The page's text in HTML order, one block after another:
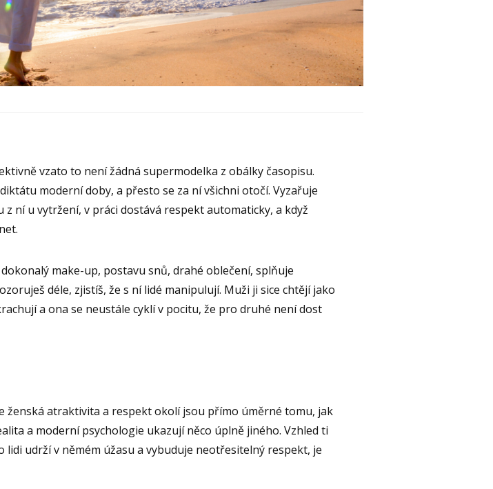
vzato to není žádná supermodelka z obálky časopisu.
moderní doby, a přesto se za ní všichni otočí. Vyzařuje
ní u vytržení, v práci dostává respekt automaticky, a když
make-up, postavu snů, drahé oblečení, splňuje
déle, zjistíš, že s ní lidé manipulují. Muži ji sice chtějí jako
a ona se neustále cyklí v pocitu, že pro druhé není dost
ženská atraktivita a respekt okolí jsou přímo úměrné tomu, jak
a moderní psychologie ukazují něco úplně jiného. Vzhled ti
udrží v němém úžasu a vybuduje neotřesitelný respekt, je